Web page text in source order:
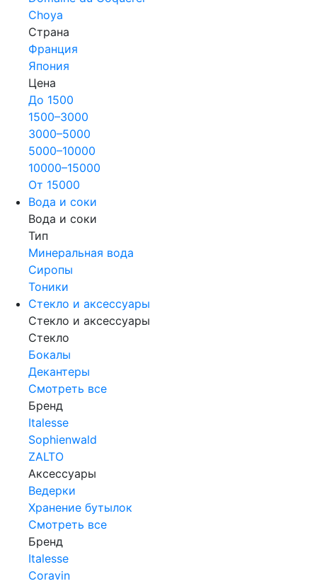
Choya
Страна
Франция
Япония
Цена
До 1500
1500–3000
3000–5000
5000–10000
10000–15000
От 15000
Вода и соки
Вода и соки
Тип
Минеральная вода
Сиропы
Тоники
Стекло и аксессуары
Стекло и аксессуары
Стекло
Бокалы
Декантеры
Смотреть все
Бренд
Italesse
Sophienwald
ZALTO
Аксессуары
Ведерки
Хранение бутылок
Смотреть все
Бренд
Italesse
Coravin